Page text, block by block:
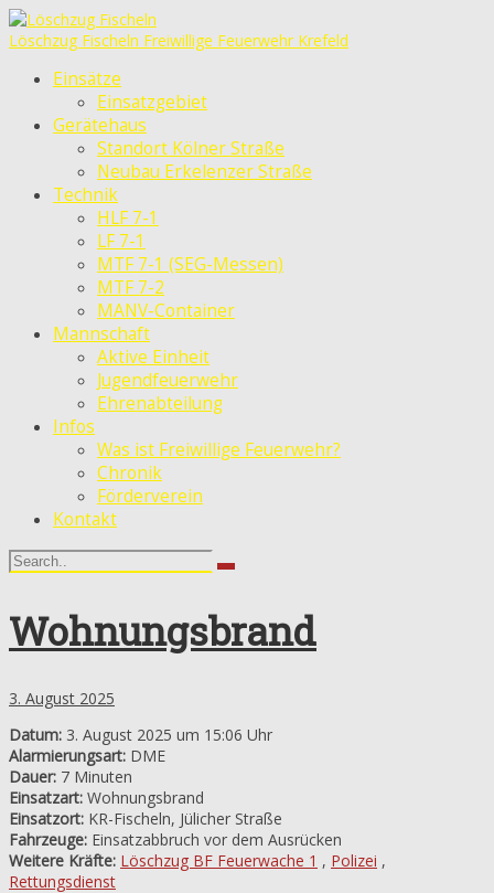
Löschzug Fischeln Freiwillige Feuerwehr Krefeld
Einsätze
Einsatzgebiet
Gerätehaus
Standort Kölner Straße
Neubau Erkelenzer Straße
Technik
HLF 7-1
LF 7-1
MTF 7-1 (SEG-Messen)
MTF 7-2
MANV-Container
Mannschaft
Aktive Einheit
Jugendfeuerwehr
Ehrenabteilung
Infos
Was ist Freiwillige Feuerwehr?
Chronik
Förderverein
Kontakt
Wohnungsbrand
3. August 2025
Datum: 3. August 2025 um 15:06 Uhr
Alarmierungsart: DME
Dauer: 7 Minuten
Einsatzart: Wohnungsbrand
Einsatzort: KR-Fischeln, Jülicher Straße
Fahrzeuge: Einsatzabbruch vor dem Ausrücken
Weitere Kräfte: Löschzug BF Feuerwache 1 , Polizei ,
Rettungsdienst